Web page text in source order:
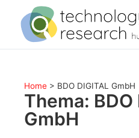
Home > BDO DIGITAL GmbH
Thema: BDO
GmbH